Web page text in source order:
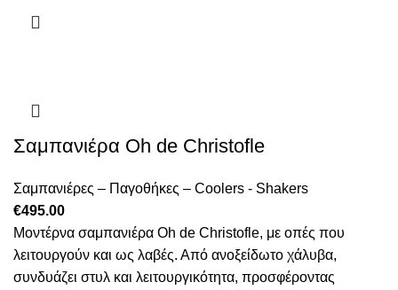
Σαμπανιέρα Oh de Christofle
Σαμπανιέρες – Παγοθήκες – Coolers - Shakers
€495.00
Mοντέρνα σαμπανιέρα Oh de Christofle, με οπές που
λειτουργούν και ως λαβές. Από ανοξείδωτο χάλυβα,
συνδυάζει στυλ και λειτουργικότητα, προσφέροντας